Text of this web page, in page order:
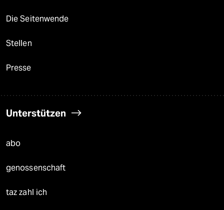
Die Seitenwende
Stellen
Presse
Unterstützen
abo
genossenschaft
taz zahl ich